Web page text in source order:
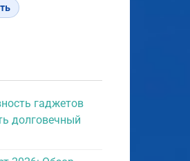
гаджетов
долговечный